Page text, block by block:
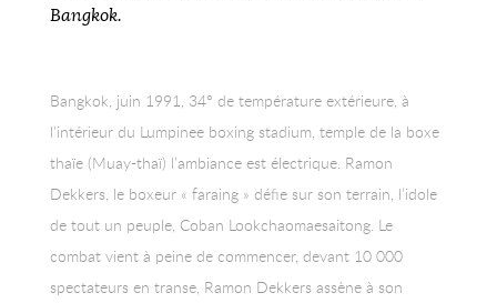
Bangkok.
Bangkok, juin 1991, 34° de température extérieure, à
l’intérieur du Lumpinee boxing stadium, temple de la boxe
thaïe (Muay-thaï) l’ambiance est électrique. Ramon
Dekkers, le boxeur « faraing » défie sur son terrain, l’idole
de tout un peuple, Coban Lookchaomaesaitong. Le
combat vient à peine de commencer, devant 10 000
spectateurs en transe, Ramon Dekkers assène à son